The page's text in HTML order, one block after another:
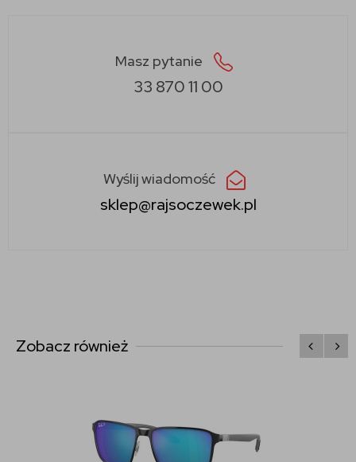
Masz pytanie
33 870 11 00
Wyślij wiadomość
sklep@rajsoczewek.pl
Zobacz również